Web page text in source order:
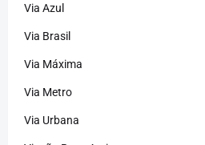
Via Azul
Via Brasil
Via Máxima
Via Metro
Via Urbana